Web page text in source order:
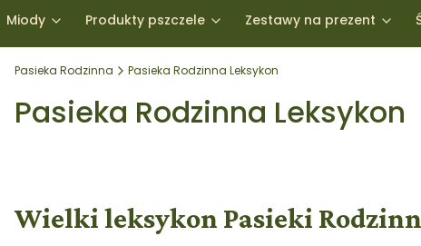
Miody Produkty pszczele Zestawy na prezent
Pasieka Rodzinna Pasieka Rodzinna Leksykon
Pasieka Rodzinna Leksykon
Wielki leksykon Pasieki